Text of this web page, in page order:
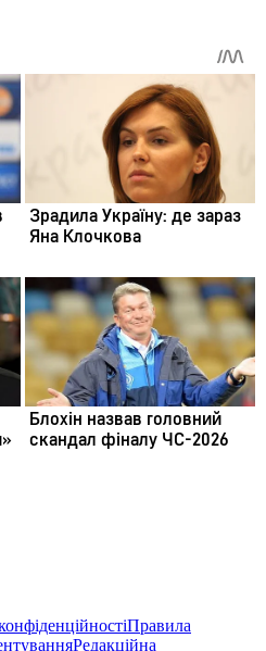
Правила
Редакційна